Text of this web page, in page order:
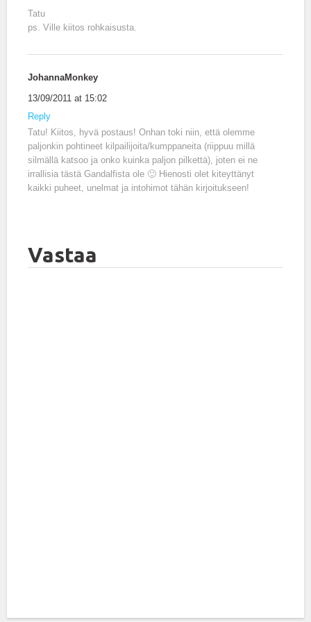
Tatu
ps. Ville kiitos rohkaisusta.
JohannaMonkey
13/09/2011 at 15:02
Reply
Tatu! Kiitos, hyvä postaus! Onhan toki niin, että olemme
paljonkin pohtineet kilpailijoita/kumppaneita (riippuu millä
silmällä katsoo ja onko kuinka paljon pilkettä), joten ei ne
irrallisia tästä Gandalfista ole 🙂 Hienosti olet kiteyttänyt
kaikki puheet, unelmat ja intohimot tähän kirjoitukseen!
Vastaa